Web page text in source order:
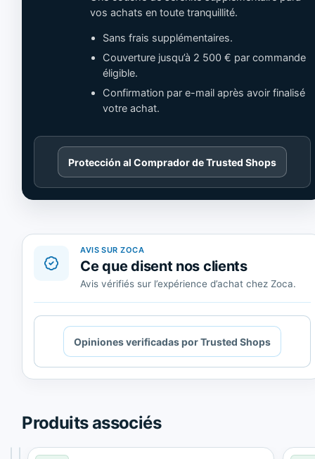
vos achats en toute tranquillité.
Sans frais supplémentaires.
Couverture jusqu’à 2 500 € par commande
éligible.
Confirmation par e-mail après avoir finalisé
votre achat.
Cargando
contenido
de
Trusted
Protección al Comprador de Trusted Shops
AVIS SUR ZOCA
Ce que disent nos clients
Avis vérifiés sur l’expérience d’achat chez Zoca.
Cargando
contenido
de
Trusted
Opiniones verificadas por Trusted Shops
Produits associés